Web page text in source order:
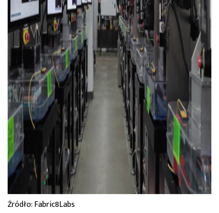
Źródło: Fabric8Labs